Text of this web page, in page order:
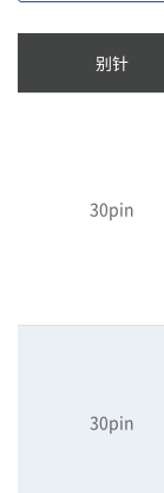
别针
30pin
30pin